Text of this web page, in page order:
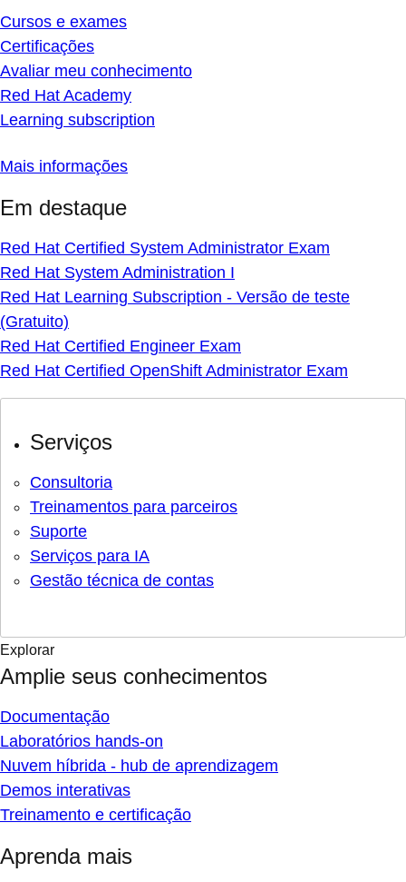
Cursos e exames
Certificações
Avaliar meu conhecimento
Red Hat Academy
Learning subscription
Mais informações
Em destaque
Red Hat Certified System Administrator Exam
Red Hat System Administration I
Red Hat Learning Subscription - Versão de teste
(Gratuito)
Red Hat Certified Engineer Exam
Red Hat Certified OpenShift Administrator Exam
Serviços
Consultoria
Treinamentos para parceiros
Suporte
Serviços para IA
Gestão técnica de contas
Explorar
Amplie seus conhecimentos
Documentação
Laboratórios hands-on
Nuvem híbrida - hub de aprendizagem
Demos interativas
Treinamento e certificação
Aprenda mais